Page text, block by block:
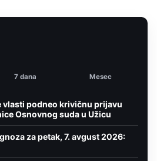
7 dana Mesec
vlasti podneo krivičnu prijavu
Osnovnog suda u Užicu
za petak, 7. avgust 2026: